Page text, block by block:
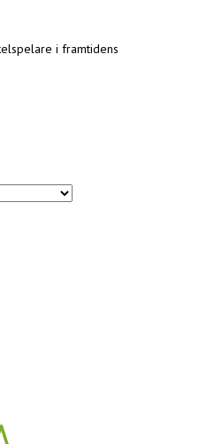
i framtidens